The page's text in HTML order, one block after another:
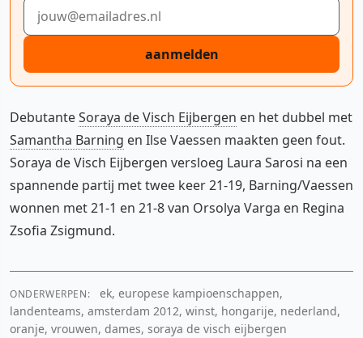
E-mailadres
aanmelden
DebutanteSoraya de Visch Eijbergen en het dubbel met
Samantha Barning en Ilse Vaessen maakten geen fout.
Soraya de Visch Eijbergen versloeg Laura Sarosi na een
spannende partij met twee keer 21-19, Barning/Vaessen
wonnen met 21-1 en 21-8 van Orsolya Varga en Regina
Zsofia Zsigmund.
ONDERWERPEN:
ek, europese kampioenschappen,
landenteams, amsterdam 2012, winst, hongarije, nederland,
oranje, vrouwen, dames, soraya de visch eijbergen